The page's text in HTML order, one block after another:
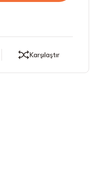
Karşılaştır